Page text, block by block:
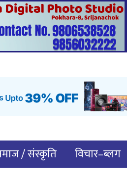
/ संस्कृति विचार–ब्लग